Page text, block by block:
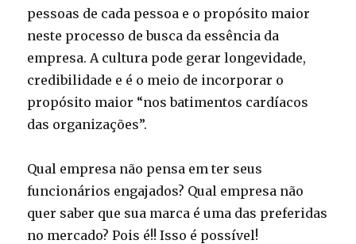
pessoas de cada pessoa e o propósito maior
neste processo de busca da essência da
empresa. A cultura pode gerar longevidade,
credibilidade e é o meio de incorporar o
propósito maior “nos batimentos cardíacos
das organizações”.
Qual empresa não pensa em ter seus
funcionários engajados? Qual empresa não
quer saber que sua marca é uma das preferidas
no mercado? Pois é!! Isso é possível!